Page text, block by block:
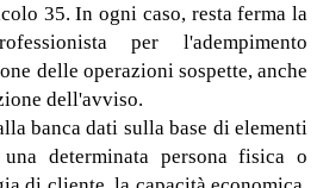
35. In ogni caso, resta ferma la
per l'adempimento
delle operazioni sospette, anche
dell'avviso.
banca dati sulla base di elementi
determinata persona fisica o